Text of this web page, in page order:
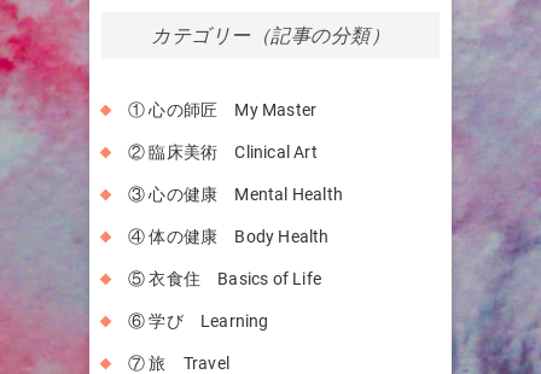
カテゴリー（記事の分類）
① 心の師匠 My Master
② 臨床美術 Clinical Art
③ 心の健康 Mental Health
④ 体の健康 Body Health
⑤ 衣食住 Basics of Life
⑥ 学び Learning
⑦ 旅 Travel